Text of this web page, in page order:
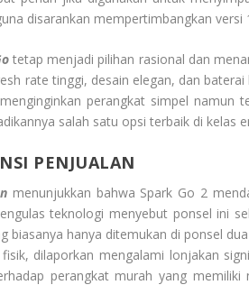
disarankan mempertimbangkan versi
tetap menjadi pilihan rasional dan
rate tinggi, desain elegan, dan
perangkat simpel namun
salah satu opsi terbaik di kelas
PENJUALAN
menunjukkan bahwa Spark Go 2
teknologi menyebut ponsel ini
biasanya hanya ditemukan di ponsel
dilaporkan mengalami lonjakan
perangkat murah yang